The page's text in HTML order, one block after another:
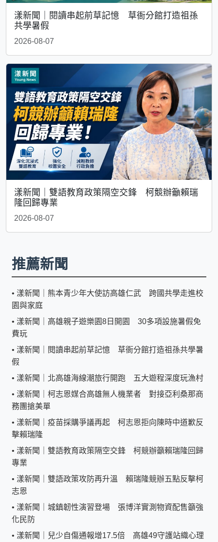
漾新聞｜閱讀串起前草記憶 草衙分館打造祖孫
共學暑假
2026-08-07
漾新聞｜雙語教育政策隔空交鋒 柯競辦籲賴瑞
隆回歸專業
2026-08-07
推薦新聞
• 漾新聞｜熊本青少年大使訪高雄仁武 跨國共學走進校
園與家庭
• 漾新聞｜高雄親子遊樂園8日開園 30多項設施暑假免
費玩
• 漾新聞｜閱讀串起前草記憶 草衙分館打造祖孫共學暑
假
• 漾新聞｜北高雄海線潮旅行開跑 五大遊程深度玩漁村
• 漾新聞｜柯志恩媒合高雄無人機業者 對接亞利桑那商
務團搶美單
• 漾新聞｜疫苗採購爭議再起 柯志恩拒向陳時中道歉反
擊賴瑞隆
• 漾新聞｜雙語教育政策隔空交鋒 柯競辦籲賴瑞隆回歸
專業
• 漾新聞｜雙語政策攻防再升溫 賴瑞隆競辦五點反擊柯
志恩
• 漾新聞｜城鎮韌性演習登場 張博洋實測物資配售籲強
化民防
• 漾新聞｜兒少自傷通報增17.5倍 高雄49守護站織心理